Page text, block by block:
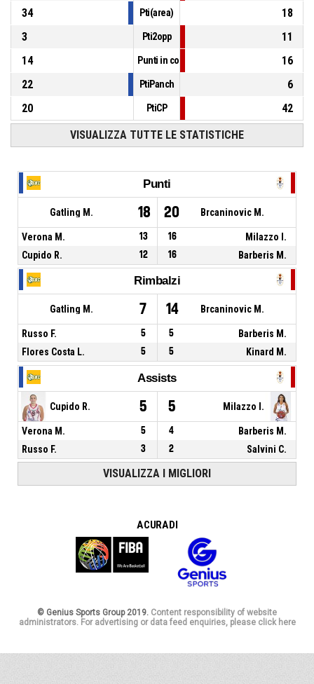
34
Pti(area)
18
3
Pti2opp
11
14
Punti in contropiede
16
22
PtiPanch
6
20
PtiCP 42
VISUALIZZA TUTTE LE STATISTICHE
Punti
Gatling M. 18 20 Brcaninovic M.
Verona M. 13 16
Milazzo I.
Cupido R.
12 16 Barberis M.
Rimbalzi
Gatling M. 7 14 Brcaninovic M.
Russo F. 5 5
Barberis M.
Flores Costa L.
5 5 Kinard M.
Assists
Cupido R. 5 5 Milazzo I.
Verona M. 5 4
Barberis M.
Russo F.
3 2 Salvini C.
VISUALIZZA I MIGLIORI
A CURA DI
© Genius Sports Group 2019. Content responsibility of website
administrators. For advertising or data feed enquiries, please click here